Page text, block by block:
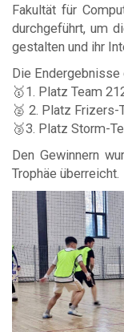
Fakultät für
durchgeführt, um
gestalten und ihr
Die
🥇1. Platz Team
🥈 2. Platz Frizers-
🥉3. Platz Storm-
Den Gewinnern
Trophäe überreicht.